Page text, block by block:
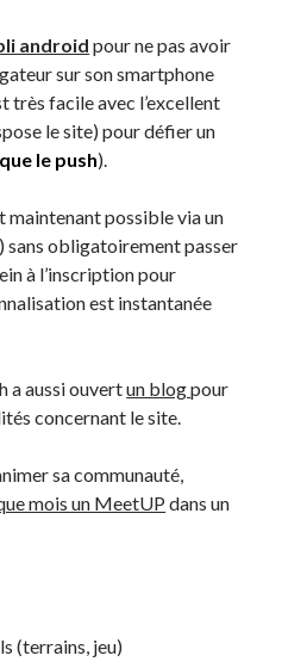
android pour ne pas avoir
sur son smartphone
très facile avec l’excellent
le site) pour défier un
le push).
maintenant possible via un
obligatoirement passer
à l’inscription pour
est instantanée
a aussi ouvertun blogpour
concernant le site.
sa communauté,
mois un MeetUP dans un
(terrains, jeu)